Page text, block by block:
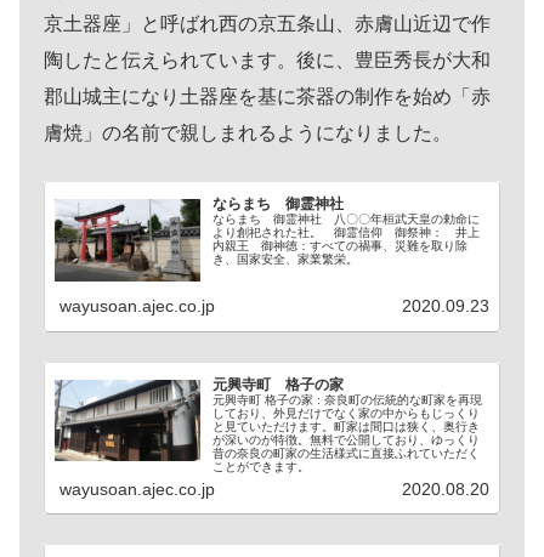
京土器座」と呼ばれ西の京五条山、赤膚山近辺で作
陶したと伝えられています。後に、豊臣秀長が大和
郡山城主になり土器座を基に茶器の制作を始め「赤
膚焼」の名前で親しまれるようになりました。
ならまち 御霊神社
ならまち 御霊神社 八〇〇年桓武天皇の勅命に
より創祀された社。 御霊信仰 御祭神： 井上
内親王 御神徳：すべての禍事、災難を取り除
き、国家安全、家業繁栄。
wayusoan.ajec.co.jp 2020.09.23
元興寺町 格子の家
元興寺町 格子の家 : 奈良町の伝統的な町家を再現
しており、外見だけでなく家の中からもじっくり
と見ていただけます。町家は間口は狭く、奥行き
が深いのが特徴。無料で公開しており、ゆっくり
昔の奈良の町家の生活様式に直接ふれていただく
ことができます。
wayusoan.ajec.co.jp 2020.08.20